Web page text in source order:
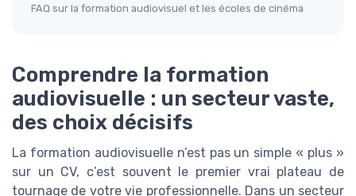
FAQ sur la formation audiovisuel et les écoles de cinéma
Comprendre la formation
audiovisuelle : un secteur vaste,
des choix décisifs
La formation audiovisuelle n’est pas un simple « plus »
sur un CV, c’est souvent le premier vrai plateau de
tournage de votre vie professionnelle. Dans un secteur